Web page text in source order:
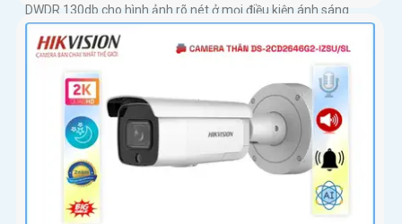
DWDR 130db cho hình ảnh rõ nét ở mọi điều kiện ánh sáng